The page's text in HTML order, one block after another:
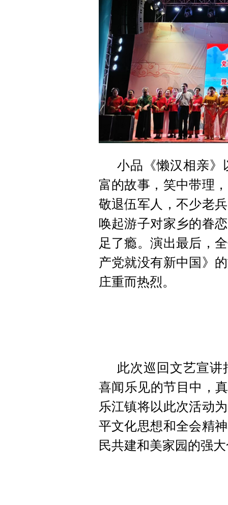
小品《懒汉相亲》
富的故事，笑中带理
敬退伍军人，不少老
唤起游子对家乡的眷
足了瘾。演出最后，
产党就没有新中国》
庄重而热烈。
此次巡回文艺宣
喜闻乐见的节目中，
乐江镇将以此次活动
平文化思想和全会精
民共建和美家园的强